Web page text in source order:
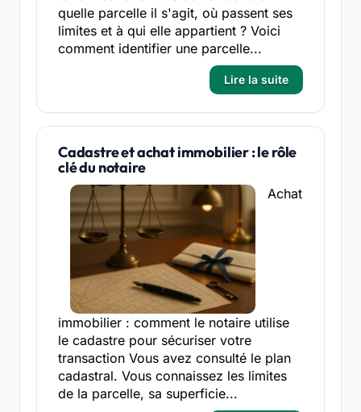
quelle parcelle il s'agit, où passent ses
limites et à qui elle appartient ? Voici
comment identifier une parcelle...
Lire la suite
Cadastre et achat immobilier : le rôle
clé du notaire
Achat
immobilier : comment le notaire utilise
le cadastre pour sécuriser votre
transaction Vous avez consulté le plan
cadastral. Vous connaissez les limites
de la parcelle, sa superficie...